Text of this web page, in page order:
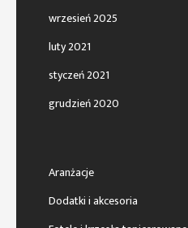
wrzesień 2025
luty 2021
styczeń 2021
grudzień 2020
Aranżacje
Dodatki i akcesoria